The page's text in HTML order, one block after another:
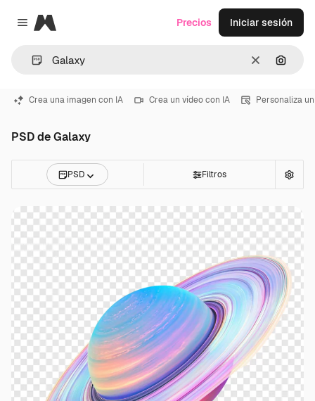
Close menu
Magnific
Borrar
Precios Iniciar sesión
Crea una imagen con IA Crea un vídeo con IA Personaliza
PSD de Galaxy
PSD Filtros